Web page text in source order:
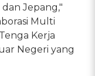
Jepang,"
Multi
Kerja
Negeri yang